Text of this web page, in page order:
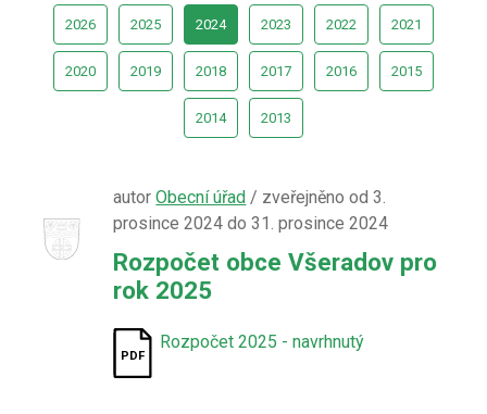
2026 2025 2024 2023 2022 2021
2020 2019 2018 2017 2016 2015
2014 2013
autorObecní úřad / zveřejněno od 3.
prosince 2024 do 31. prosince 2024
Rozpočet obce Všeradov pro
rok 2025
Rozpočet 2025 - navrhnutý